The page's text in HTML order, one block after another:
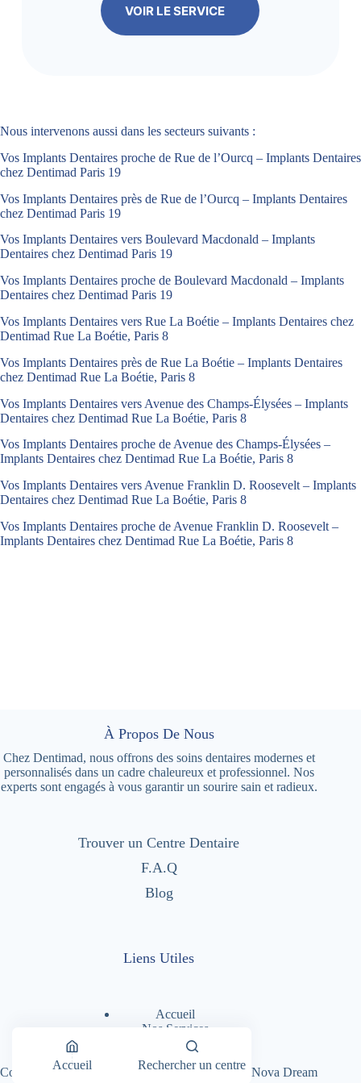
VOIR LE SERVICE
Nous intervenons aussi dans les secteurs suivants :
Vos Implants Dentaires proche de Rue de l’Ourcq – Implants Dentaires
chez Dentimad Paris 19
Vos Implants Dentaires près de Rue de l’Ourcq – Implants Dentaires
chez Dentimad Paris 19
Vos Implants Dentaires vers Boulevard Macdonald – Implants
Dentaires chez Dentimad Paris 19
Vos Implants Dentaires proche de Boulevard Macdonald – Implants
Dentaires chez Dentimad Paris 19
Vos Implants Dentaires vers Rue La Boétie – Implants Dentaires chez
Dentimad Rue La Boétie, Paris 8
Vos Implants Dentaires près de Rue La Boétie – Implants Dentaires
chez Dentimad Rue La Boétie, Paris 8
Vos Implants Dentaires vers Avenue des Champs-Élysées – Implants
Dentaires chez Dentimad Rue La Boétie, Paris 8
Vos Implants Dentaires proche de Avenue des Champs-Élysées –
Implants Dentaires chez Dentimad Rue La Boétie, Paris 8
Vos Implants Dentaires vers Avenue Franklin D. Roosevelt – Implants
Dentaires chez Dentimad Rue La Boétie, Paris 8
Vos Implants Dentaires proche de Avenue Franklin D. Roosevelt –
Implants Dentaires chez Dentimad Rue La Boétie, Paris 8
À Propos De Nous
Chez Dentimad, nous offrons des soins dentaires modernes et
personnalisés dans un cadre chaleureux et professionnel. Nos
experts sont engagés à vous garantir un sourire sain et radieux.
Trouver un Centre Dentaire
F.A.Q
Blog
Liens Utiles
Accueil
Nos Services
Nos Centres Dentaires
A Propos
Copyright © 2026 - Dentimad |Création Site par Nova Dream
Accueil Rechercher un centre